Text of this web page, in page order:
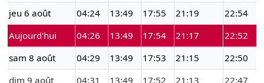
jeu 6 août
04:24 13:49 17:55 21:19
22:54
Aujourd'hui
04:26 13:49 17:54 21:17
22:52
sam 8 août
04:29 13:49 17:53 21:15
22:50
dim 9 août
04:31 13:49 17:52 21:13
22:47